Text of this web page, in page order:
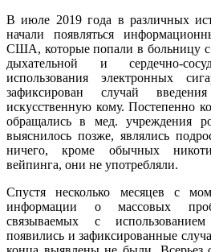
В июле 2019 года в различных
начали появляться
США, которые попали в больницу
дыхательной и сердечно-
использования электронных
зафиксирован случай
искусственную кому. Постепенно
обращались в мед. учреждения
выяснилось позже, являлись
ничего, кроме обычных
вейпинга, они не употребляли.
Спустя несколько месяцев с
информации о массовых
связываемых с
появились и зафиксированные